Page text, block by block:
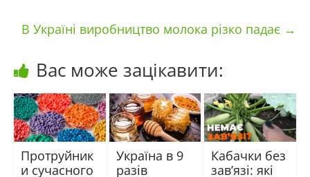
В Україні виробництво молока різко падає →
Вас може зацікавити:
Протруйник
и сучасного
Україна в 9
разів
Кабачки без
зав’язі: які